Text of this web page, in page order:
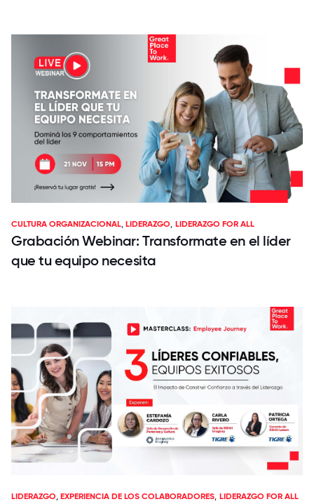
CULTURA ORGANIZACIONAL,LIDERAZGO, LIDERAZGO FOR ALL
Grabación Webinar: Transformate en el líder
que tu equipo necesita
LIDERAZGO,EXPERIENCIA DE LOS COLABORADORES, LIDERAZGO FOR ALL